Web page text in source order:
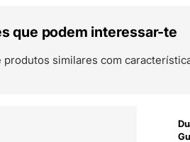
que podem interessar-te
produtos similares com